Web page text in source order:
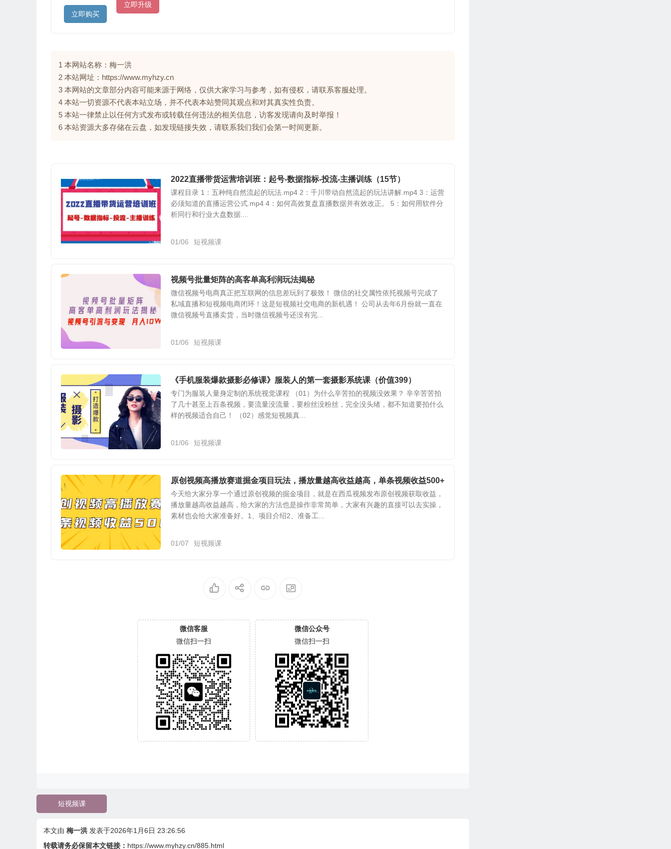
立即升级
立即购买
1 本网站名称：梅一洪
2 本站网址：https://www.myhzy.cn
3 本网站的文章部分内容可能来源于网络，仅供大家学习与参考，如有侵权，请联系客服处理。
4 本站一切资源不代表本站立场，并不代表本站赞同其观点和对其真实性负责。
5 本站一律禁止以任何方式发布或转载任何违法的相关信息，访客发现请向及时举报！
6 本站资源大多存储在云盘，如发现链接失效，请联系我们我们会第一时间更新。
2022直播带货运营培训班：起号-数据指标-投流-主播训练（15节）
课程目录 1：五种纯自然流起的玩法.mp4 2：千川带动自然流起的玩法讲解.mp4 3：运营
必须知道的直播运营公式.mp4 4：如何高效复盘直播数据并有效改正。 5：如何用软件分
析同行和行业大盘数据....
01/06 短视频课
视频号批量矩阵的高客单高利润玩法揭秘
微信视频号电商真正把互联网的信息差玩到了极致！ 微信的社交属性依托视频号完成了
私域直播和短视频电商闭环！这是短视频社交电商的新机遇！ 公司从去年6月份就一直在
微信视频号直播卖货，当时微信视频号还没有完...
01/06 短视频课
《手机服装爆款摄影必修课》服装人的第一套摄影系统课（价值399）
专门为服装人量身定制的系统视觉课程 （01）为什么辛苦拍的视频没效果？ 辛辛苦苦拍
了几十甚至上百条视频，要流量没流量，要粉丝没粉丝，完全没头绪，都不知道要拍什么
样的视频适合自己！ （02）感觉短视频真...
01/06 短视频课
原创视频高播放赛道掘金项目玩法，播放量越高收益越高，单条视频收益500+
今天给大家分享一个通过原创视频的掘金项目，就是在西瓜视频发布原创视频获取收益，
播放量越高收益越高，给大家的方法也是操作非常简单，大家有兴趣的直接可以去实操，
素材也会给大家准备好。1、项目介绍2、准备工...
01/07 短视频课
微信客服
微信扫一扫
微信公众号
微信扫一扫
短视频课
本文由 梅一洪 发表于2026年1月6日 23:26:56
转载请务必保留本文链接： https://www.myhzy.cn/885.html